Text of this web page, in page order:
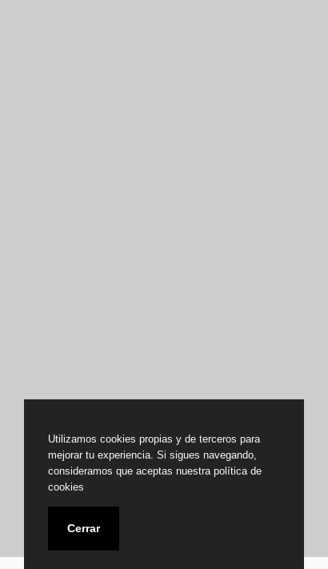
Utilizamos cookies propias y de terceros para
mejorar tu experiencia. Si sigues navegando,
consideramos que aceptas nuestra política de
cookies
Cerrar